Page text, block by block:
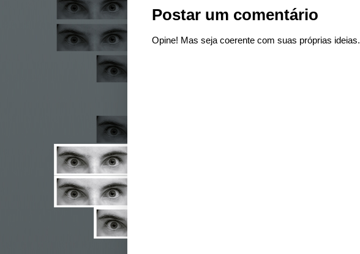
Postar um comentário
Opine! Mas seja coerente com suas próprias ideias.